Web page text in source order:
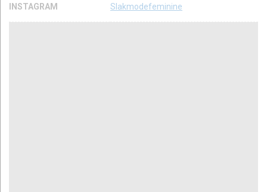
INSTAGRAM Slakmodefeminine